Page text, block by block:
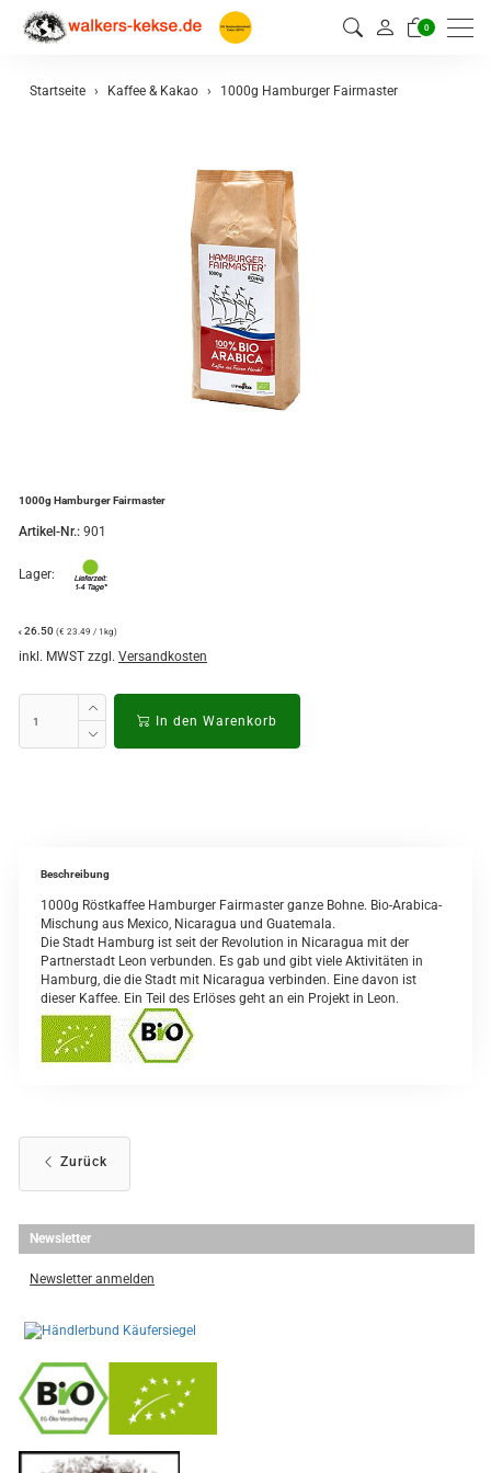
0
Startseite Kaffee & Kakao 1000g Hamburger Fairmaster
1000g Hamburger Fairmaster
Artikel-Nr.: 901
Lager:
€ 26.50 (€ 23.49 / 1kg)
inkl. MWST zzgl. Versandkosten
In den Warenkorb
Beschreibung
1000g Röstkaffee Hamburger Fairmaster ganze Bohne. Bio-Arabica-
Mischung aus Mexico, Nicaragua und Guatemala.
Die Stadt Hamburg ist seit der Revolution in Nicaragua mit der
Partnerstadt Leon verbunden. Es gab und gibt viele Aktivitäten in
Hamburg, die die Stadt mit Nicaragua verbinden. Eine davon ist
dieser Kaffee. Ein Teil des Erlöses geht an ein Projekt in Leon.
Zurück
Newsletter
Newsletter anmelden